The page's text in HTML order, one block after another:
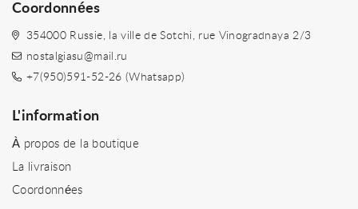
Coordonnées
354000 Russie, la ville de Sotchi, rue Vinogradnaya 2/3
nostalgiasu@mail.ru
+7(950)591-52-26 (Whatsapp)
L'information
À propos de la boutique
La livraison
Coordonnées